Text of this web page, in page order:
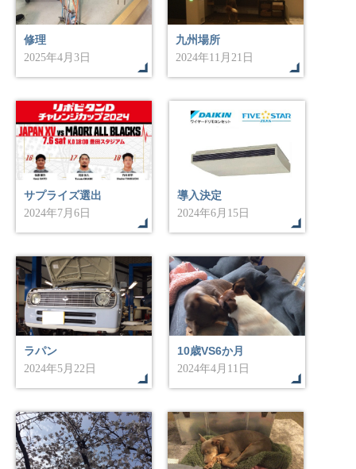
修理
2025年4月3日
九州場所
2024年11月21日
サプライズ選出
2024年7月6日
導入決定
2024年6月15日
ラパン
2024年5月22日
10歳VS6か月
2024年4月11日